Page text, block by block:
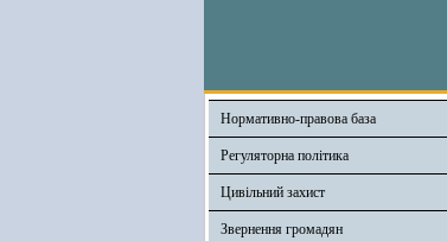
Нормативно-правова база
Регуляторна політика
Цивільний захист
Звернення громадян